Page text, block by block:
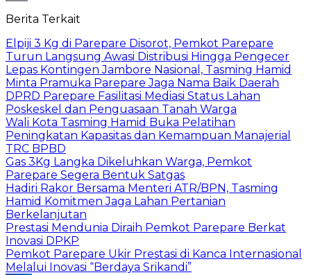
Email
Berita Terkait
Elpiji 3 Kg di Parepare Disorot, Pemkot Parepare
Turun Langsung Awasi Distribusi Hingga Pengecer
Lepas Kontingen Jambore Nasional, Tasming Hamid
Minta Pramuka Parepare Jaga Nama Baik Daerah
DPRD Parepare Fasilitasi Mediasi Status Lahan
Poskeskel dan Penguasaan Tanah Warga
Wali Kota Tasming Hamid Buka Pelatihan
Peningkatan Kapasitas dan Kemampuan Manajerial
TRC BPBD
Gas 3Kg Langka Dikeluhkan Warga, Pemkot
Parepare Segera Bentuk Satgas
Hadiri Rakor Bersama Menteri ATR/BPN, Tasming
Hamid Komitmen Jaga Lahan Pertanian
Berkelanjutan
Prestasi Mendunia Diraih Pemkot Parepare Berkat
Inovasi DPKP
Pemkot Parepare Ukir Prestasi di Kanca Internasional
Melalui Inovasi “Berdaya Srikandi”